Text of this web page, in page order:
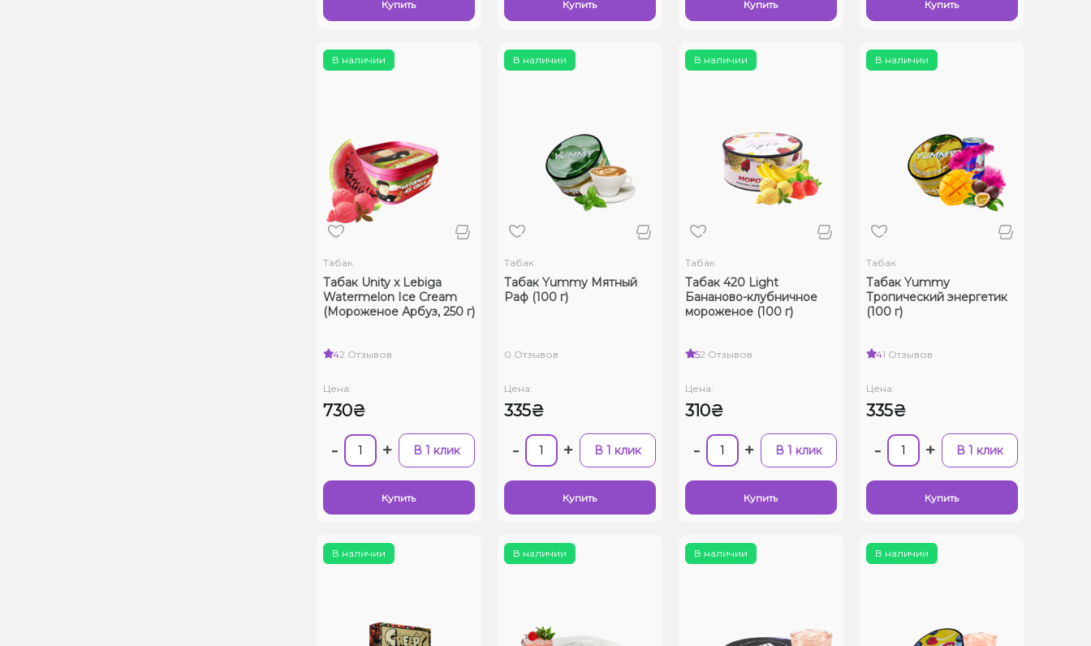
Купить Купить Купить Купить
В наличии
Табак
Табак Unity x Lebiga
Watermelon Ice Cream
(Мороженое Арбуз, 250 г)
42 Отзывов
Цена:
730₴
- + В 1 клик
Купить
В наличии
Табак
Табак Yummy Мятный
Раф (100 г)
0 Отзывов
Цена:
335₴
- + В 1 клик
Купить
В наличии
Табак
Табак 420 Light
Бананово-клубничное
мороженое (100 г)
52 Отзывов
Цена:
310₴
- + В 1 клик
Купить
В наличии
Табак
Табак Yummy
Тропический энергетик
(100 г)
41 Отзывов
Цена:
335₴
- + В 1 клик
Купить
В наличии В наличии В наличии В наличии